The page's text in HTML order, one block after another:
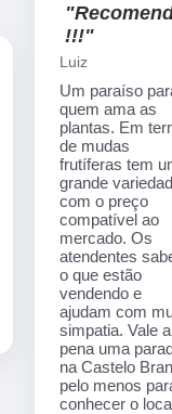
!!!"
Luiz
Um paraíso
quem ama as
plantas. Em
de mudas
frutíferas tem
grande
com o preço
compatível ao
mercado. Os
atendentes
o que estão
vendendo e
ajudam com
simpatia. Vale a
pena uma
na Castelo
pelo menos
conhecer o